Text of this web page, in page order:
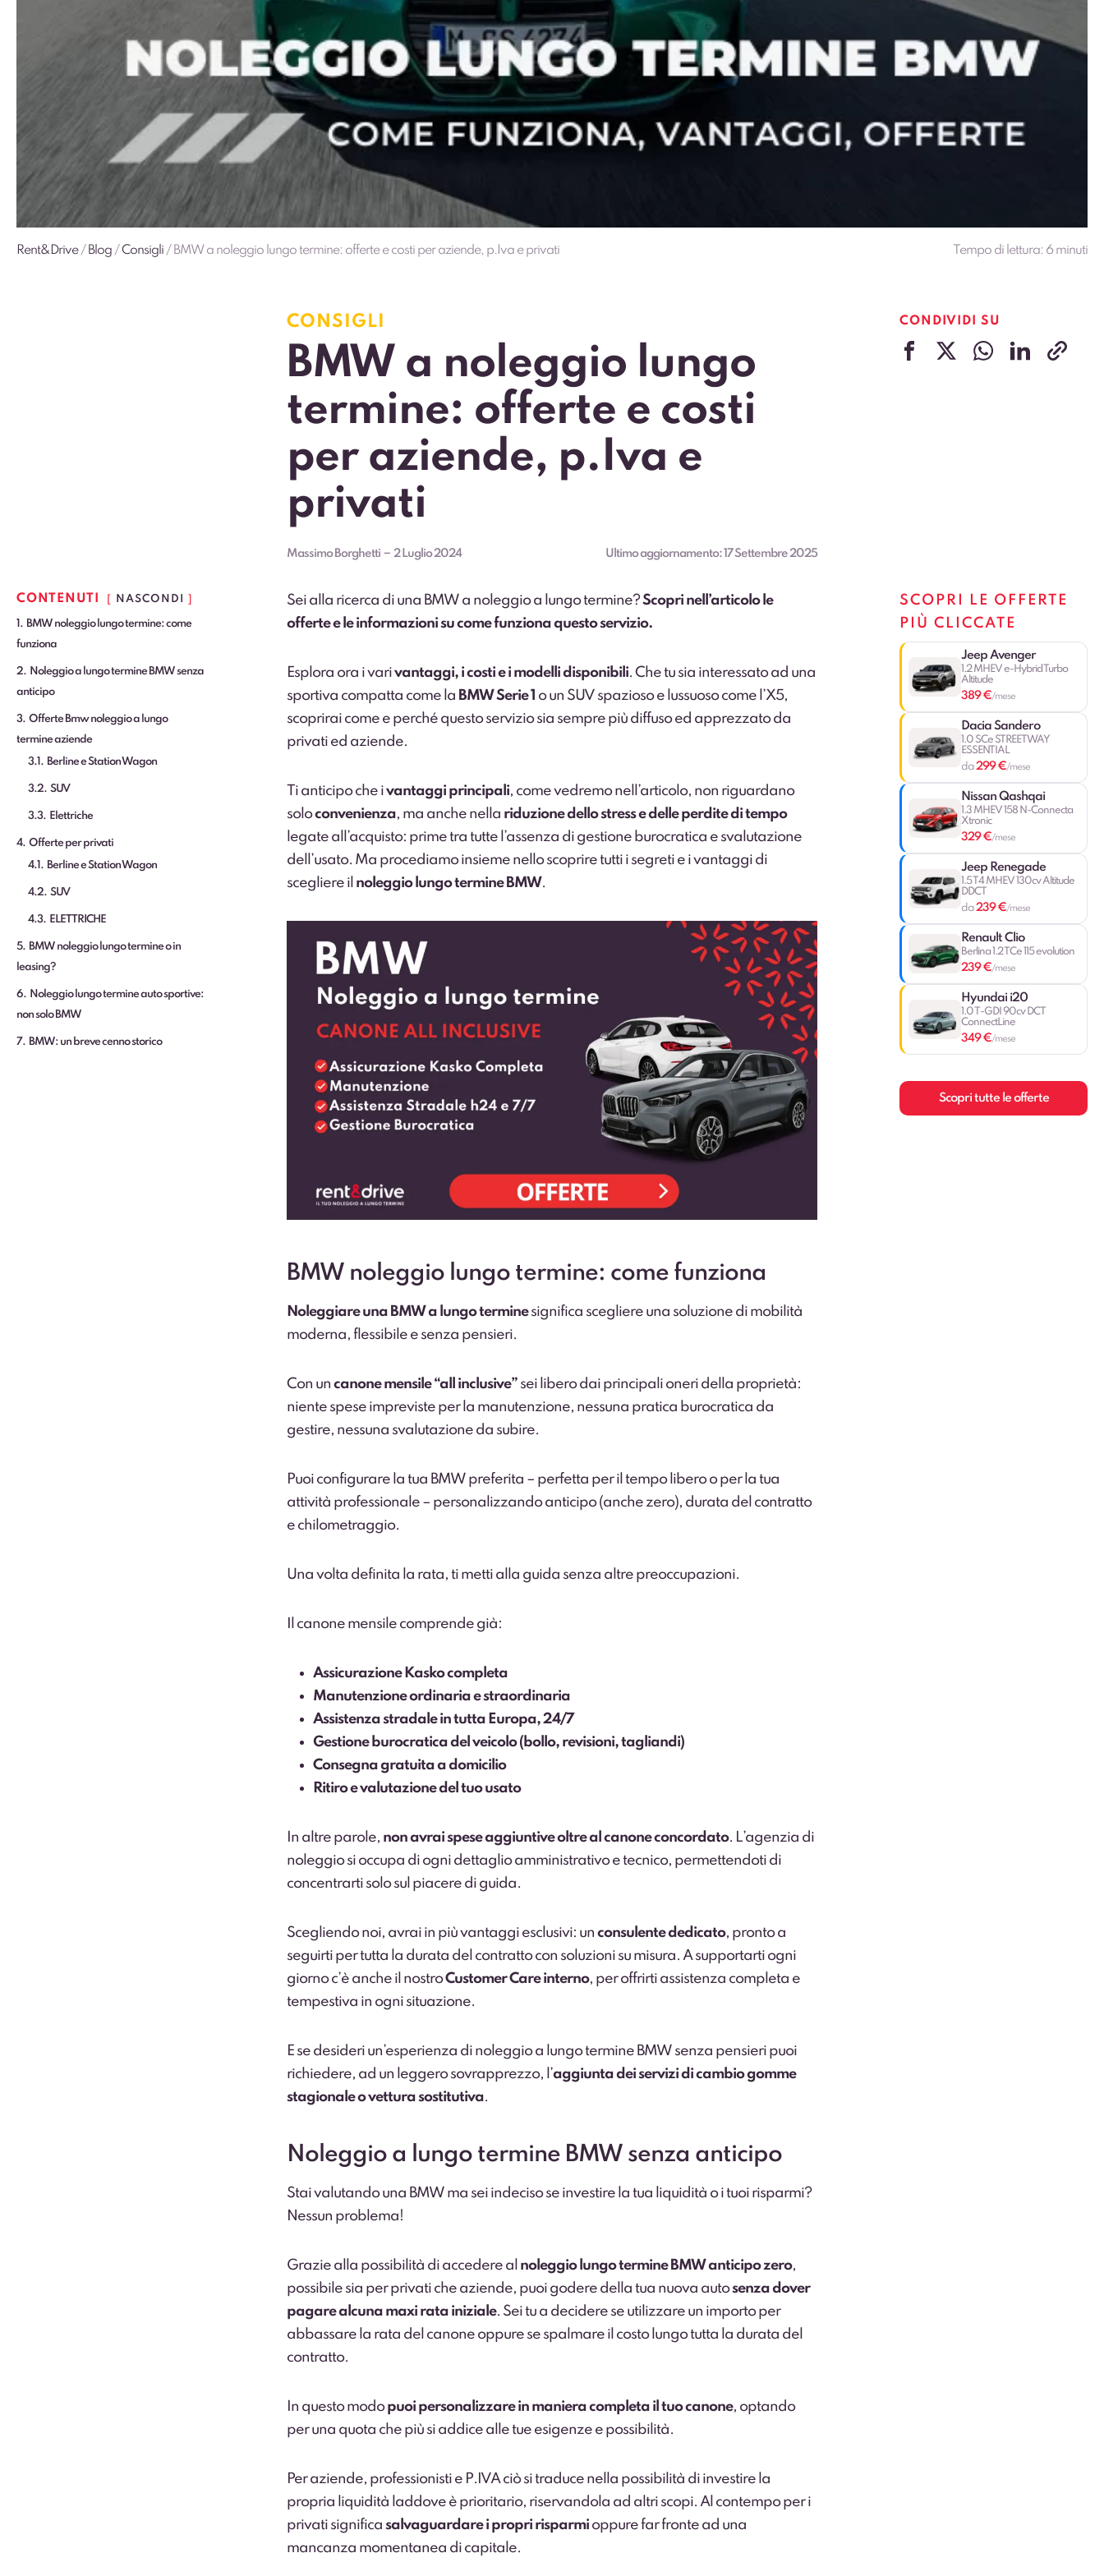
Rent&Drive/ Blog /Consigli / BMW a noleggio lungo termine: offerte e costi per aziende, p.Iva e privati Tempo di lettura: 6 minuti
CONSIGLI
BMW a noleggio lungo
termine: offerte e costi
per aziende, p.Iva e
privati
Massimo Borghetti– 2 Luglio 2024 Ultimo aggiornamento: 17 Settembre 2025
CONDIVIDI SU
CONTENUTI NASCONDI
1
BMW noleggio lungo termine: come
funziona
2
Noleggio a lungo termine BMW senza
anticipo
3
Offerte Bmw noleggio a lungo
termine aziende
3.1 Berline e Station Wagon
3.2 SUV
3.3 Elettriche
4 Offerte per privati
4.1 Berline e Station Wagon
4.2 SUV
4.3 ELETTRICHE
5
BMW noleggio lungo termine o in
leasing?
6
Noleggio lungo termine auto sportive:
non solo BMW
7 BMW: un breve cenno storico
Sei alla ricerca di una BMW a noleggio a lungo termine?Scopri nell’articolo le
offerte e le informazioni su come funziona questo servizio.
Esplora ora i varivantaggi, i costi e i modelli disponibili. Che tu sia interessato ad una
sportiva compatta come la BMW Serie 1 o un SUV spazioso e lussuoso come l’X5,
scoprirai come e perché questo servizio sia sempre più diffuso ed apprezzato da
privati ed aziende.
Ti anticipo che ivantaggi principali, come vedremo nell’articolo, non riguardano
soloconvenienza, ma anche nella riduzione dello stress e delle perdite di tempo
legate all’acquisto: prime tra tutte l’assenza di gestione burocratica e svalutazione
dell’usato. Ma procediamo insieme nello scoprire tutti i segreti e i vantaggi di
scegliere il noleggio lungo termine BMW.
BMW noleggio lungo termine: come funziona
Noleggiare una BMW a lungo terminesignifica scegliere una soluzione di mobilità
moderna, flessibile e senza pensieri.
Con un canone mensile “all inclusive”sei libero dai principali oneri della proprietà:
niente spese impreviste per la manutenzione, nessuna pratica burocratica da
gestire, nessuna svalutazione da subire.
Puoi configurare la tua BMW preferita – perfetta per il tempo libero o per la tua
attività professionale – personalizzando anticipo (anche zero), durata del contratto
e chilometraggio.
Una volta definita la rata, ti metti alla guida senza altre preoccupazioni.
Il canone mensile comprende già:
Assicurazione Kasko completa
Manutenzione ordinaria e straordinaria
Assistenza stradale in tutta Europa, 24/7
Gestione burocratica del veicolo (bollo, revisioni, tagliandi)
Consegna gratuita a domicilio
Ritiro e valutazione del tuo usato
In altre parole, non avrai spese aggiuntive oltre al canone concordato. L’agenzia di
noleggio si occupa di ogni dettaglio amministrativo e tecnico, permettendoti di
concentrarti solo sul piacere di guida.
Scegliendo noi, avrai in più vantaggi esclusivi: un consulente dedicato, pronto a
seguirti per tutta la durata del contratto con soluzioni su misura. A supportarti ogni
giorno c’è anche il nostroCustomer Care interno, per offrirti assistenza completa e
tempestiva in ogni situazione.
E se desideri un’esperienza di noleggio a lungo termine BMW senza pensieri puoi
richiedere, ad un leggero sovrapprezzo, l’aggiunta dei servizi di cambio gomme
stagionale o vettura sostitutiva.
Noleggio a lungo termine BMW senza anticipo
Stai valutando una BMW ma sei indeciso se investire la tua liquidità o i tuoi risparmi?
Nessun problema!
Grazie alla possibilità di accedere al noleggio lungo termine BMW anticipo zero,
possibile sia per privati che aziende, puoi godere della tua nuova autosenza dover
pagare alcuna maxi rata iniziale. Sei tu a decidere se utilizzare un importo per
abbassare la rata del canone oppure se spalmare il costo lungo tutta la durata del
contratto.
In questo modopuoi personalizzare in maniera completa il tuo canone, optando
per una quota che più si addice alle tue esigenze e possibilità.
Per aziende, professionisti e P.IVA ciò si traduce nella possibilità di investire la
propria liquidità laddove è prioritario, riservandola ad altri scopi. Al contempo per i
privati significa salvaguardare i propri risparmi oppure far fronte ad una
mancanza momentanea di capitale.
SCOPRI LE OFFERTE
PIÙ CLICCATE
Jeep Avenger
1.2 MHEV e-Hybrid Turbo
Altitude
389 €/mese
Dacia Sandero
1.0 SCe STREETWAY
ESSENTIAL
da299 €/mese
Nissan Qashqai
1.3 MHEV 158 N-Connecta
Xtronic
329 €/mese
Jeep Renegade
1.5 T4 MHEV 130cv Altitude
DDCT
da239 €/mese
Renault Clio
Berlina 1.2 TCe 115 evolution
239 €/mese
Hyundai i20
1.0 T-GDI 90cv DCT
ConnectLine
349 €/mese
Scopri tutte le offerte